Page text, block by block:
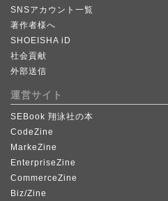
SNSアカウント一覧
著作者様へ
SHOEISHA iD
社会貢献
外部送信
運営サイト
SEBook 翔泳社の本
CodeZine
MarkeZine
EnterpriseZine
CommerceZine
Biz/Zine